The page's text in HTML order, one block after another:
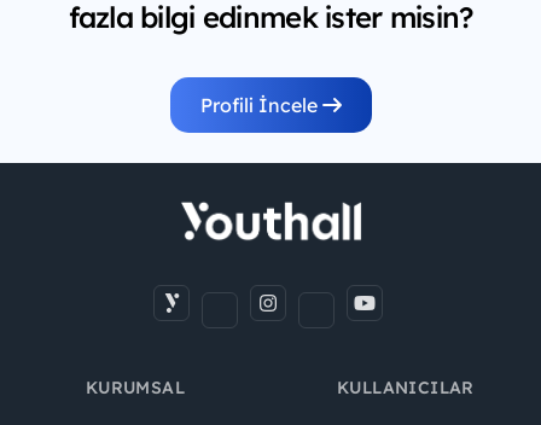
fazla bilgi edinmek ister misin?
Profili İncele
KURUMSAL KULLANICILAR